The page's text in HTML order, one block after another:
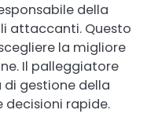
della
attaccanti. Questo
la migliore
Il palleggiatore
gestione della
rapide.